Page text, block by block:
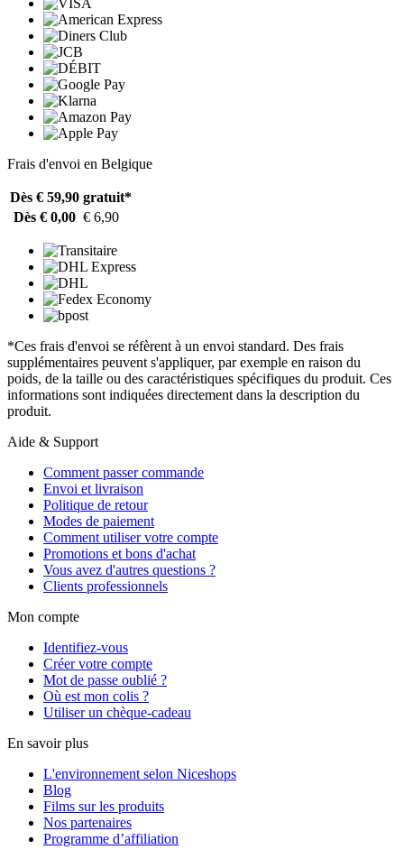
Frais d'envoi en Belgique
Dès € 59,90 gratuit*
Dès € 0,00 € 6,90
*Ces frais d'envoi se réfèrent à un envoi standard. Des frais
supplémentaires peuvent s'appliquer, par exemple en raison du
poids, de la taille ou des caractéristiques spécifiques du produit. Ces
informations sont indiquées directement dans la description du
produit.
Aide & Support
Comment passer commande
Envoi et livraison
Politique de retour
Modes de paiement
Comment utiliser votre compte
Promotions et bons d'achat
Vous avez d'autres questions ?
Clients professionnels
Mon compte
Identifiez-vous
Créer votre compte
Mot de passe oublié ?
Où est mon colis ?
Utiliser un chèque-cadeau
En savoir plus
L'environnement selon Niceshops
Blog
Films sur les produits
Nos partenaires
Programme d’affiliation